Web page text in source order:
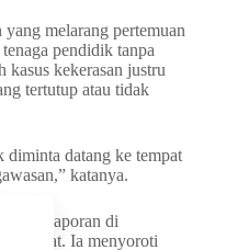
melarang pertemuan
pendidik tanpa
kasus kekerasan justru
tertutup atau tidak
diminta datang ke tempat
katanya.
pelaporan di
Ia menyoroti